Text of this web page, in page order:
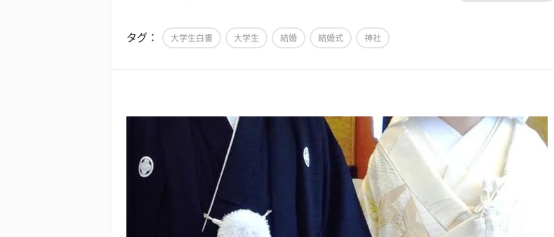
タグ： 大学生白書 大学生 結婚 結婚式 神社